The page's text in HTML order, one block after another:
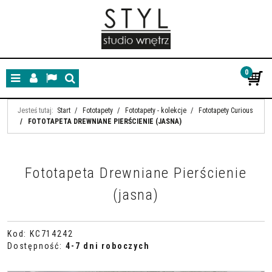
MenuPanelLangSzukaj
0
Jesteś tutaj: Start / Fototapety / Fototapety - kolekcje /
Fototapety Curious
/
FOTOTAPETA DREWNIANE PIERŚCIENIE (JASNA)
Fototapeta Drewniane Pierścienie
(jasna)
Kod :
KC714242
Dostępność: 4-7 dni roboczych